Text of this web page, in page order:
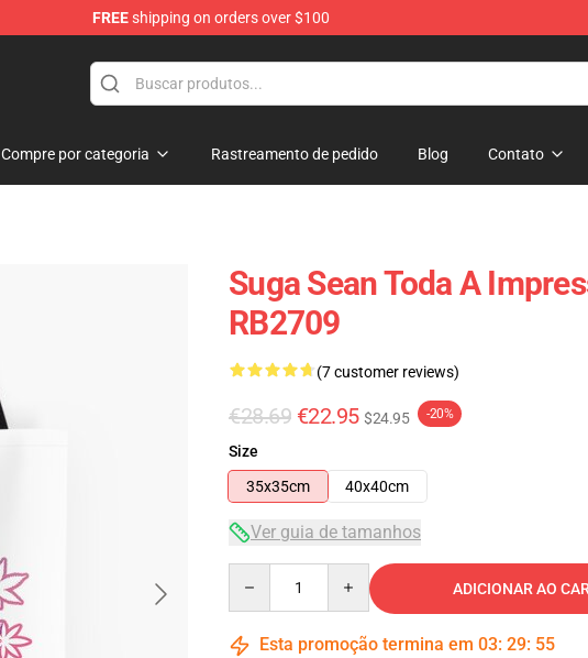
FREEshipping on orders over $100
Compre por categoria Rastreamento de pedido Blog Contato
Suga Sean Toda A
RB2709
(7 customer reviews)
€28.69 €22.95 $24.95 -20%
Size
35x35cm
40x40cm
Ver guia de tamanhos
ADICIONAR AO
Esta promoção termina em 03: 29: 54